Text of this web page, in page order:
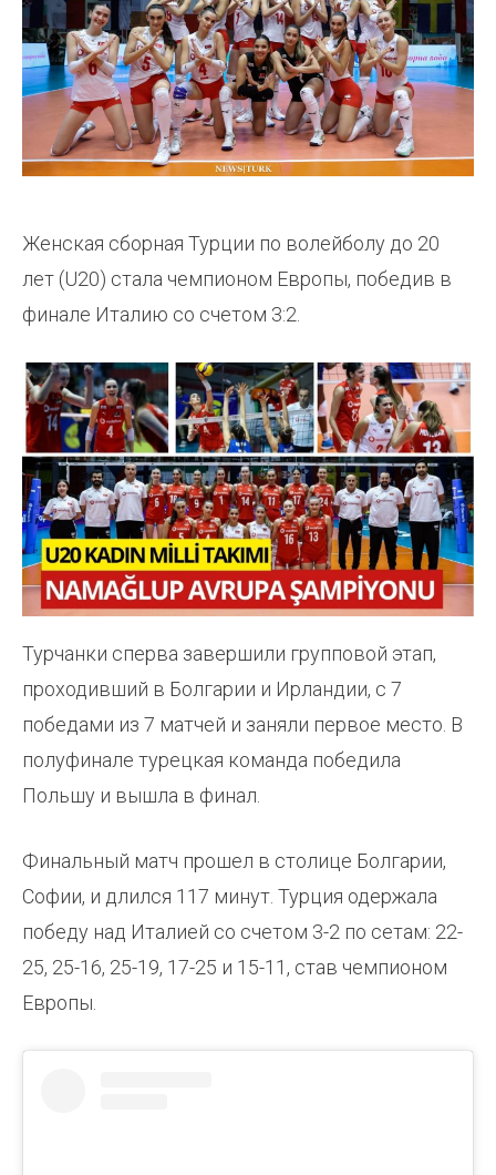
Женская сборная Турции по волейболу до 20
лет (U20) стала чемпионом Европы, победив в
финале Италию со счетом 3:2.
Турчанки сперва завершили групповой этап,
проходивший в Болгарии и Ирландии, с 7
победами из 7 матчей и заняли первое место. В
полуфинале турецкая команда победила
Польшу и вышла в финал.
Финальный матч прошел в столице Болгарии,
Софии, и длился 117 минут. Турция одержала
победу над Италией со счетом 3-2 по сетам: 22-
25, 25-16, 25-19, 17-25 и 15-11, став чемпионом
Европы.